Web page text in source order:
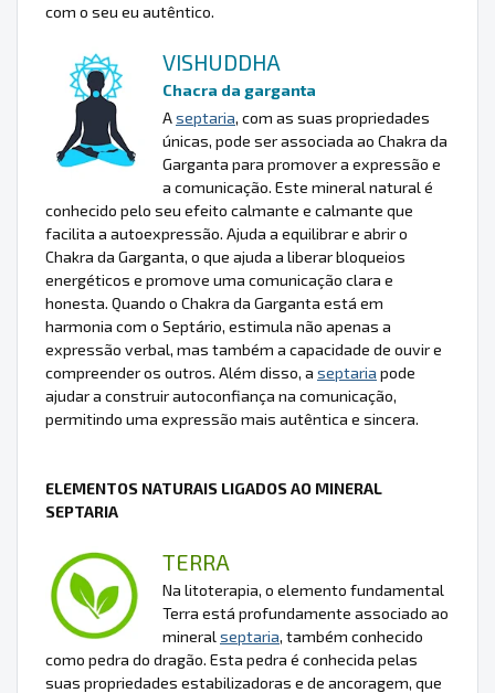
com o seu eu autêntico.
VISHUDDHA
Chacra da garganta
Aseptaria, com as suas propriedades
únicas, pode ser associada ao Chakra da
Garganta para promover a expressão e
a comunicação. Este mineral natural é
conhecido pelo seu efeito calmante e calmante que
facilita a autoexpressão. Ajuda a equilibrar e abrir o
Chakra da Garganta, o que ajuda a liberar bloqueios
energéticos e promove uma comunicação clara e
honesta. Quando o Chakra da Garganta está em
harmonia com o Septário, estimula não apenas a
expressão verbal, mas também a capacidade de ouvir e
compreender os outros. Além disso, a septaria pode
ajudar a construir autoconfiança na comunicação,
permitindo uma expressão mais autêntica e sincera.
ELEMENTOS NATURAIS LIGADOS AO MINERAL
SEPTARIA
TERRA
Na litoterapia, o elemento fundamental
Terra está profundamente associado ao
mineral septaria, também conhecido
como pedra do dragão. Esta pedra é conhecida pelas
suas propriedades estabilizadoras e de ancoragem, que